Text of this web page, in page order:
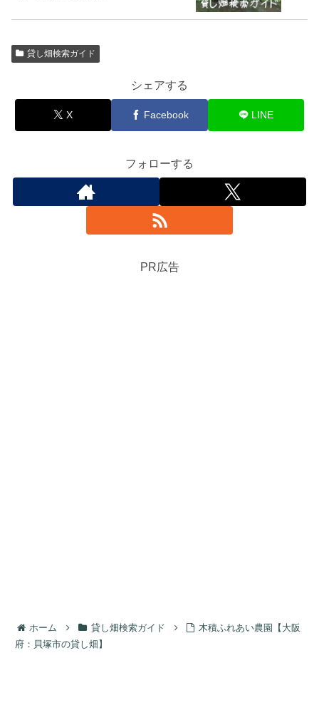
貸し畑検索ガイド
シェアする
X Facebook LINE
フォローする
PR広告
ホーム 貸し畑検索ガイド
木積ふれあい農園【大阪
府：貝塚市の貸し畑】